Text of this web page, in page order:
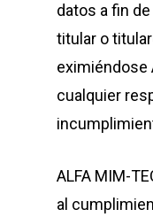
datos a fin
titular o
eximiéndose
cualquier
ALFA MIM-
al